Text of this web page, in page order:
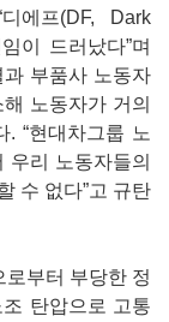
에프(DF, Dark
이 드러났다”며
부품사 노동자
노동자가 거의
. “현대차그룹 노
우리 노동자들의
수 없다”고 규탄
로부터 부당한 정
탄압으로 고통